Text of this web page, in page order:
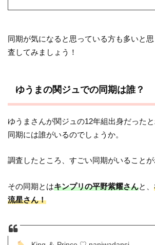
同期が気になると思っている方も多いと
査してみましょう！
ゆうまの関ジュでの同期は誰？
ゆうまさんが関ジュの12年組出身だった
同期には誰がいるのでしょうか。
調査したところ、すごい同期がいることが
その同期とはキンプリの平野紫耀さんと、
流星さん！